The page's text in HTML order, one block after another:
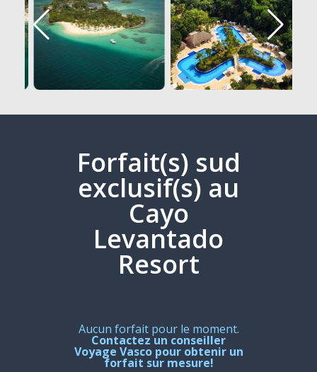
Forfait(s) sud
exclusif(s) au
Cayo
Levantado
Resort
Aucun forfait pour le moment.
Contactez un conseiller
Voyage Vasco pour obtenir un
forfait sur mesure!